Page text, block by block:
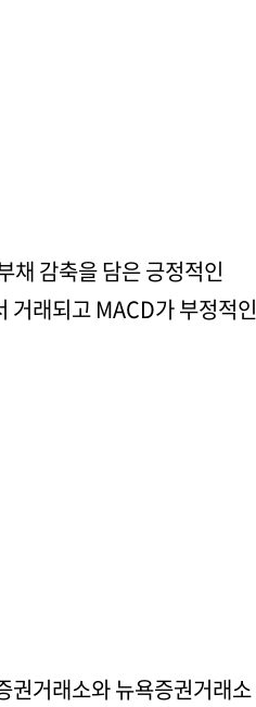
채 감축을 담은 긍정적인
거래되고 MACD가 부정적인
권거래소와 뉴욕증권거래소